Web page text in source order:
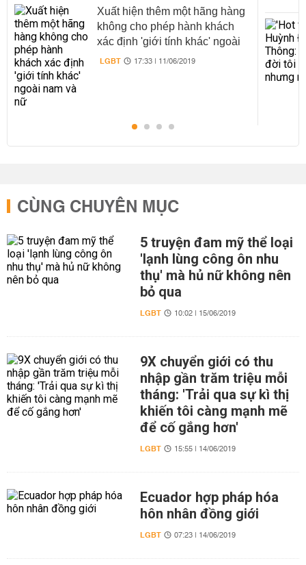
Xuất hiện thêm một hãng hàng
không cho phép hành khách
xác định 'giới tính khác' ngoài
nam và nữ
LGBT 17:33 | 11/06/2019
CÙNG CHUYÊN MỤC
5 truyện đam mỹ thể loại
'lạnh lùng công ôn nhu
thụ' mà hủ nữ không nên
bỏ qua
LGBT 10:02 | 15/06/2019
9X chuyển giới có thu
nhập gần trăm triệu mỗi
tháng: 'Trải qua sự kì thị
khiến tôi càng mạnh mẽ
để cố gắng hơn'
LGBT 15:55 | 14/06/2019
Ecuador hợp pháp hóa
hôn nhân đồng giới
LGBT 07:23 | 14/06/2019